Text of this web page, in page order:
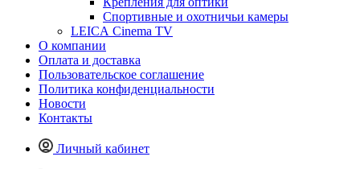
Спортивные и охотничьи камеры
LEICA Cinema TV
О компании
Оплата и доставка
Пользовательское соглашение
Политика конфиденциальности
Новости
Контакты
Личный кабинет